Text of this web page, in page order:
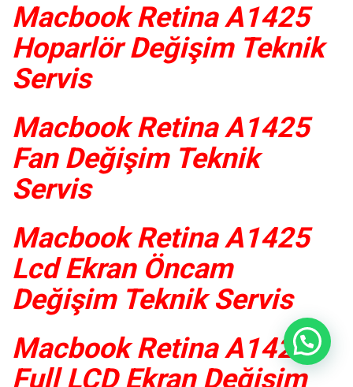
Macbook Retina A1425
Hoparlör Değişim Teknik
Servis
Macbook Retina A1425
Fan Değişim Teknik
Servis
Macbook Retina A1425
Lcd Ekran Öncam
Değişim Teknik Servis
Macbook Retina A1425
Full LCD Ekran Değişim